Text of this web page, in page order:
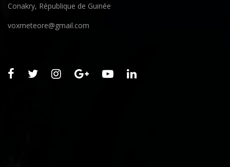
Conakry, République de Guinée
voxmeteore@gmail.com